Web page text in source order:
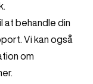
at behandle din
Vi kan også
om